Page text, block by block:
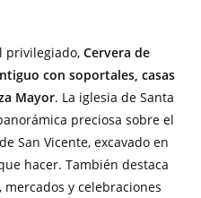
privilegiado,Cervera de
con soportales, casas
Mayor. La iglesia de Santa
preciosa sobre el
San Vicente, excavado en
hacer. También destaca
y celebraciones